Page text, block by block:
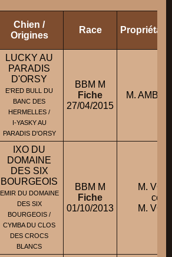
Chien /
Origines
Race
LUCKY AU
PARADIS
D'ORSY
E'RED BULL DU
BANC DES
HERMELLES /
I-YASKY AU
PARADIS D'ORSY
BBM M
Fiche
27/04/2015
M.
IXO DU
DOMAINE
DES SIX
BOURGEOIS
EMIR DU DOMAINE
DES SIX
BOURGEOIS /
CYMBA DU CLOS
DES CROCS
BLANCS
BBM M
Fiche
01/10/2013
M.
M.